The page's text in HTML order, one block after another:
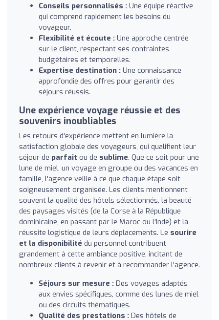
Conseils personnalisés : Une équipe réactive
qui comprend rapidement les besoins du
voyageur.
Flexibilité et écoute : Une approche centrée
sur le client, respectant ses contraintes
budgétaires et temporelles.
Expertise destination : Une connaissance
approfondie des offres pour garantir des
séjours réussis.
Une expérience voyage réussie et des
souvenirs inoubliables
Les retours d'expérience mettent en lumière la
satisfaction globale des voyageurs, qui qualifient leur
séjour de parfait ou de sublime. Que ce soit pour une
lune de miel, un voyage en groupe ou des vacances en
famille, l'agence veille à ce que chaque étape soit
soigneusement organisée. Les clients mentionnent
souvent la qualité des hôtels sélectionnés, la beauté
des paysages visités (de la Corse à la République
dominicaine, en passant par le Maroc ou l'Inde) et la
réussite logistique de leurs déplacements. Le sourire
et la disponibilité du personnel contribuent
grandement à cette ambiance positive, incitant de
nombreux clients à revenir et à recommander l'agence.
Séjours sur mesure : Des voyages adaptés
aux envies spécifiques, comme des lunes de miel
ou des circuits thématiques.
Qualité des prestations : Des hôtels de